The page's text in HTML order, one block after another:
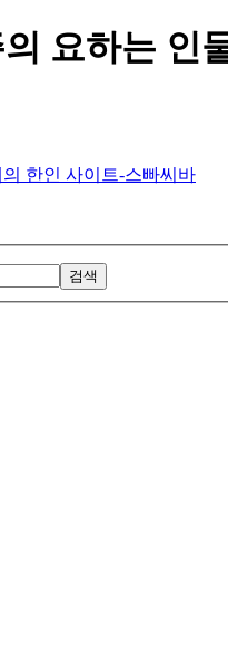
요하는 인
한인 사이트-스빠씨바